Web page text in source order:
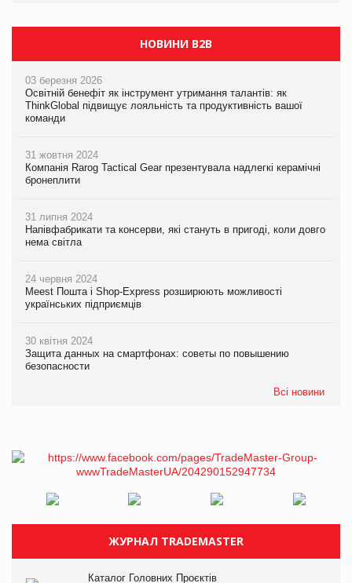
НОВИНИ B2B
03 березня 2026
Освітній бенефіт як інструмент утримання талантів: як
ThinkGlobal підвищує лояльність та продуктивність вашої
команди
31 жовтня 2024
Компанія Rarog Tactical Gear презентувала надлегкі керамічні
бронеплити
31 липня 2024
Напівфабрикати та консерви, які стануть в пригоді, коли довго
нема світла
24 червня 2024
Meest Пошта і Shop-Express розширюють можливості
українських підприємців
30 квітня 2024
Защита данных на смартфонах: советы по повышению
безопасности
Всі новини
ЖУРНАЛ TRADEMASTER
Каталог Головних Проєктів